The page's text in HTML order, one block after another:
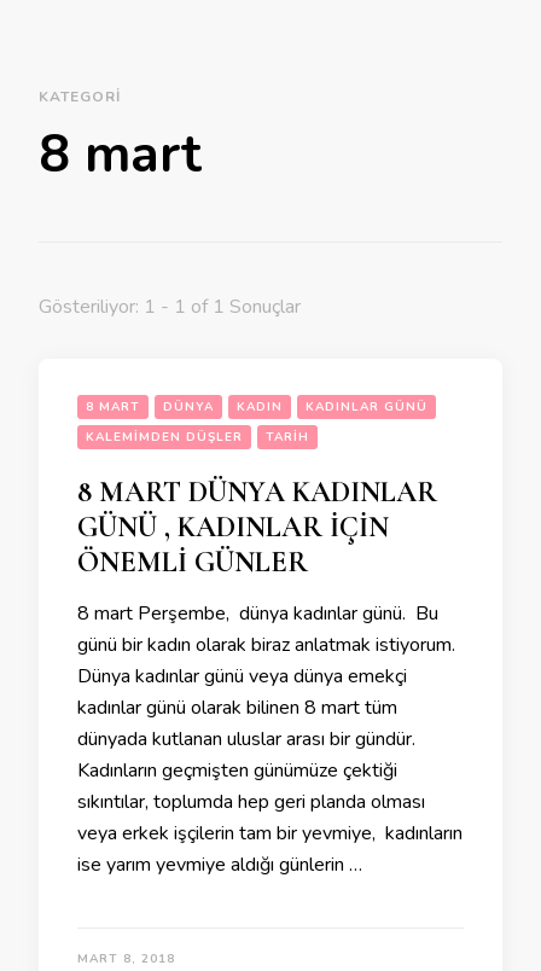
KATEGORI
8 mart
Gösteriliyor: 1 - 1 of 1 Sonuçlar
8 MART DÜNYA KADIN
KADINLAR GÜNÜ
KALEMIMDEN DÜŞLER
TARIH
8 MART DÜNYA KADINLAR
GÜNÜ , KADINLAR İÇİN
ÖNEMLİ GÜNLER
8 mart Perşembe, dünya kadınlar günü. Bu
günü bir kadın olarak biraz anlatmak istiyorum.
Dünya kadınlar günü veya dünya emekçi
kadınlar günü olarak bilinen 8 mart tüm
dünyada kutlanan uluslar arası bir gündür.
Kadınların geçmişten günümüze çektiği
sıkıntılar, toplumda hep geri planda olması
veya erkek işçilerin tam bir yevmiye, kadınların
ise yarım yevmiye aldığı günlerin …
MART 8, 2018